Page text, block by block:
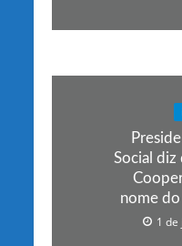
Social diz
nome do
1 de